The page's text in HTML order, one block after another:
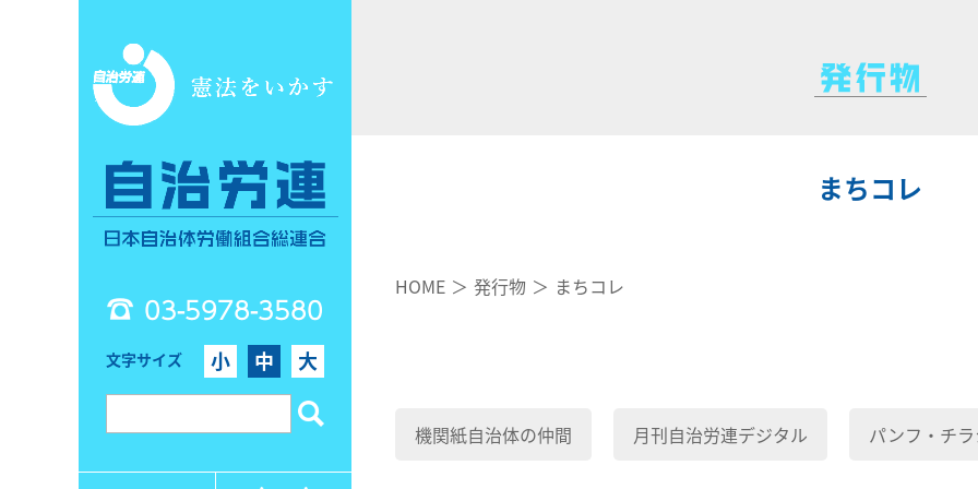
03-5978-3580
文字サイズ 小 中 大
まちコレ
HOME 発行物 まちコレ
機関紙自治体の仲間 月刊自治労連デジタル パンフ・チ